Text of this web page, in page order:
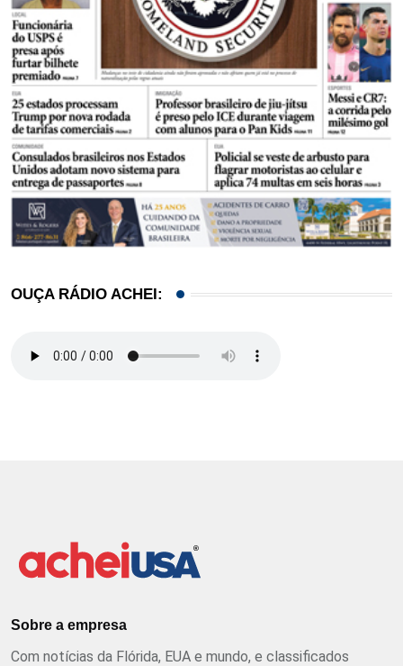
OUÇA RÁDIO ACHEI:
Sobre a empresa
Com notícias da Flórida, EUA e mundo, e classificados